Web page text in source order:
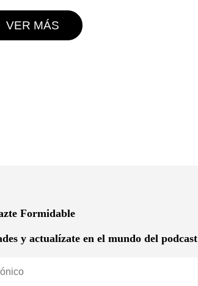
VER MÁS
Formidable
y actualízate en el mundo del podcast